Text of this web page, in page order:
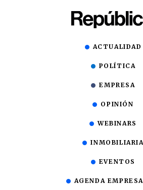
ACTUALIDAD
POLÍTICA
EMPRESA
OPINIÓN
WEBINARS
INMOBILIARIA
EVENTOS
AGENDA